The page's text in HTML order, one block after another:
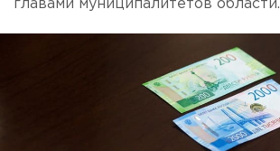
главами муниципалитетов области.